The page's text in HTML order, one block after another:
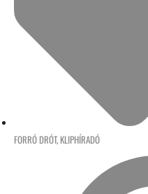
FORRÓ DRÓT, KLIPHÍRADÓ